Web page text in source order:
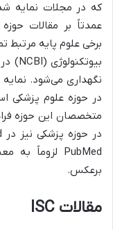
عمدتاً بر مقالات حوزه
برخی علوم پایه مرتبط
در حوزه علوم پزشکی
برعکس.
مقالات ISC